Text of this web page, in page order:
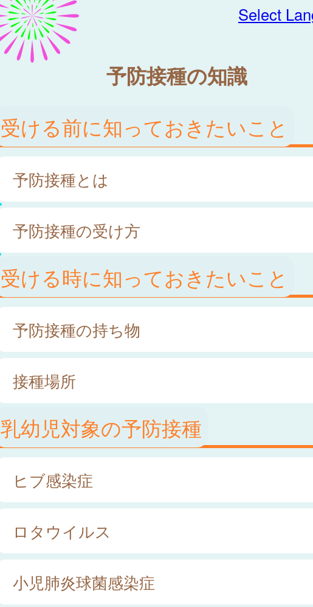
Select
予防接種の知識
受ける前に知っておきたいこと
予防接種とは
予防接種の受け方
受ける時に知っておきたいこと
予防接種の持ち物
接種場所
乳幼児対象の予防接種
ヒブ感染症
ロタウイルス
小児肺炎球菌感染症